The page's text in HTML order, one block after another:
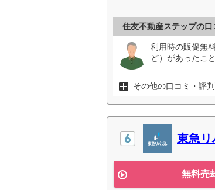
住友不動産ステップの口
利用時の販促無
ど）があったこ
その他の口コミ・評判
東急リ
無料売